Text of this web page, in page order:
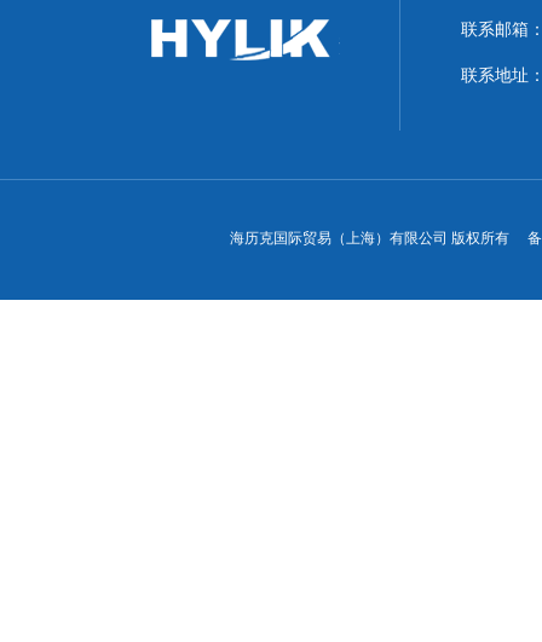
联系邮箱
联系地址
海历克国际贸易（上海）有限公司 版权所有